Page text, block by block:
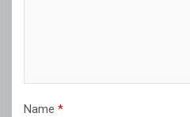
Name *